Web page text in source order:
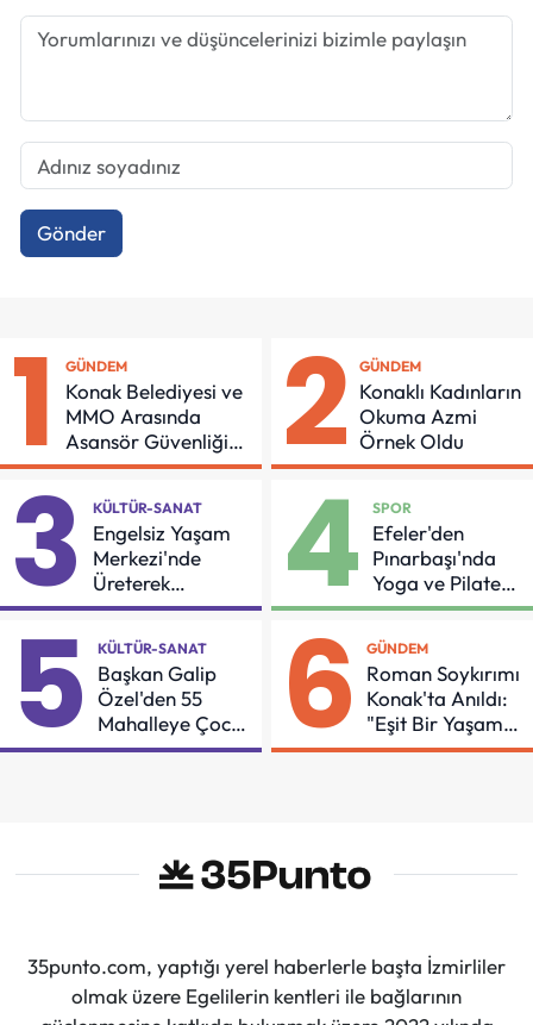
Gönder
1 GÜNDEM
Konak Belediyesi ve
MMO Arasında
Asansör Güvenliği
İçin Önemli Protokol
2 GÜNDEM
Konaklı Kadınların
Okuma Azmi
Örnek Oldu
3 KÜLTÜR-SANAT
Engelsiz Yaşam
Merkezi'nde
Üreterek
Güçleniyorlar
4 SPOR
Efeler'den
Pınarbaşı'nda
Yoga ve Pilates
Buluşması
5 KÜLTÜR-SANAT
Başkan Galip
Özel'den 55
Mahalleye Çocuk
Şenliği
6 GÜNDEM
Roman Soykırımı
Konak'ta Anıldı:
"Eşit Bir Yaşam
İçin Mücadeleyi
35punto.com, yaptığı yerel haberlerle başta İzmirliler
olmak üzere Egelilerin kentleri ile bağlarının